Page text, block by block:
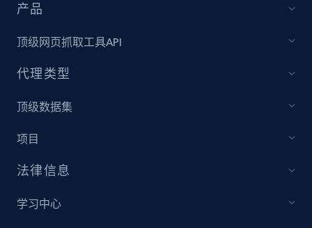
产品
顶级网页抓取工具API
代理类型
顶级数据集
项目
法律信息
学习中心